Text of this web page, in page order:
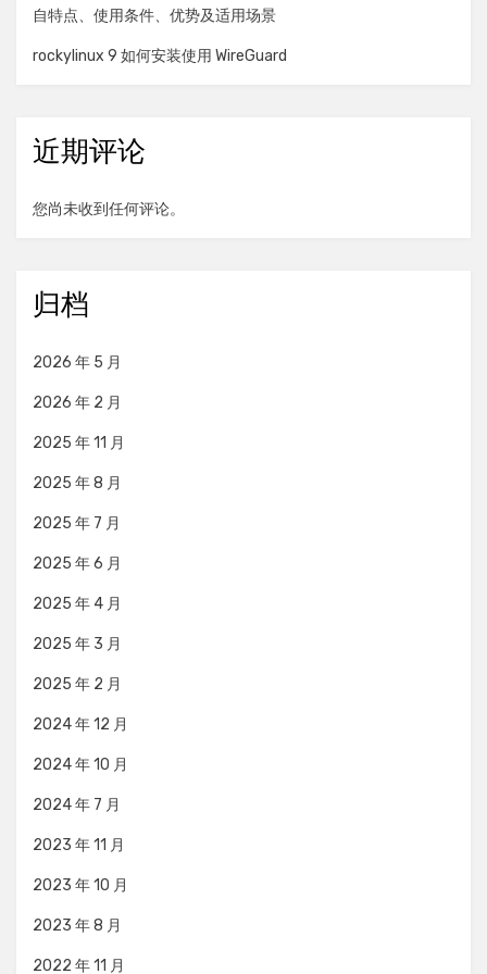
自特点、使用条件、优势及适用场景
rockylinux 9 如何安装使用 WireGuard
近期评论
您尚未收到任何评论。
归档
2026 年 5 月
2026 年 2 月
2025 年 11 月
2025 年 8 月
2025 年 7 月
2025 年 6 月
2025 年 4 月
2025 年 3 月
2025 年 2 月
2024 年 12 月
2024 年 10 月
2024 年 7 月
2023 年 11 月
2023 年 10 月
2023 年 8 月
2022 年 11 月